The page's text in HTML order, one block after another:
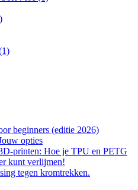
beginners (editie 2026)
opties
printen: Hoe je TPU en PETG
kunt verlijmen!
tegen kromtrekken.